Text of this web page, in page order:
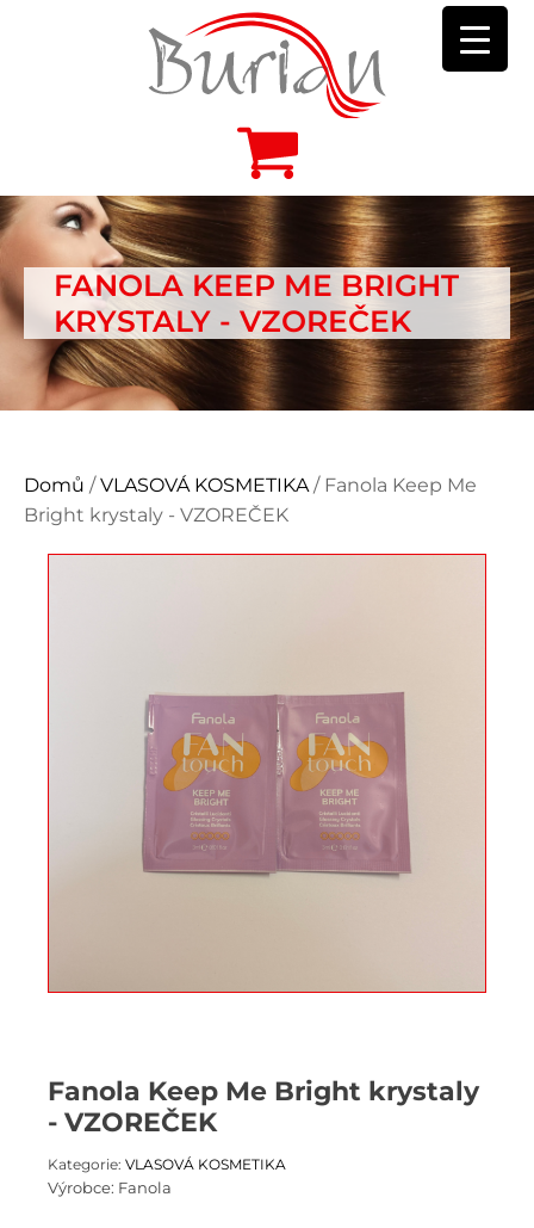
FANOLA KEEP ME BRIGHT
KRYSTALY - VZOREČEK
Domů /VLASOVÁ KOSMETIKA / Fanola Keep Me
Bright krystaly - VZOREČEK
Fanola Keep Me Bright krystaly
- VZOREČEK
Kategorie: VLASOVÁ KOSMETIKA
Výrobce: Fanola